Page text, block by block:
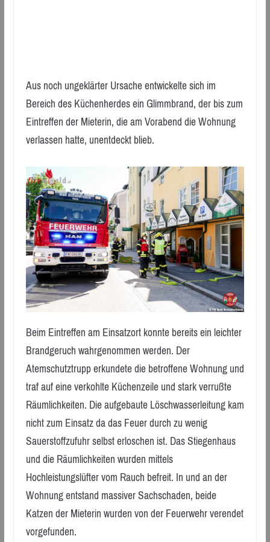
Aus noch ungeklärter Ursache entwickelte sich im
Bereich des Küchenherdes ein Glimmbrand, der bis zum
Eintreffen der Mieterin, die am Vorabend die Wohnung
verlassen hatte, unentdeckt blieb.
Beim Eintreffen am Einsatzort konnte bereits ein leichter
Brandgeruch wahrgenommen werden. Der
Atemschutztrupp erkundete die betroffene Wohnung und
traf auf eine verkohlte Küchenzeile und stark verrußte
Räumlichkeiten. Die aufgebaute Löschwasserleitung kam
nicht zum Einsatz da das Feuer durch zu wenig
Sauerstoffzufuhr selbst erloschen ist. Das Stiegenhaus
und die Räumlichkeiten wurden mittels
Hochleistungslüfter vom Rauch befreit. In und an der
Wohnung entstand massiver Sachschaden, beide
Katzen der Mieterin wurden von der Feuerwehr verendet
vorgefunden.